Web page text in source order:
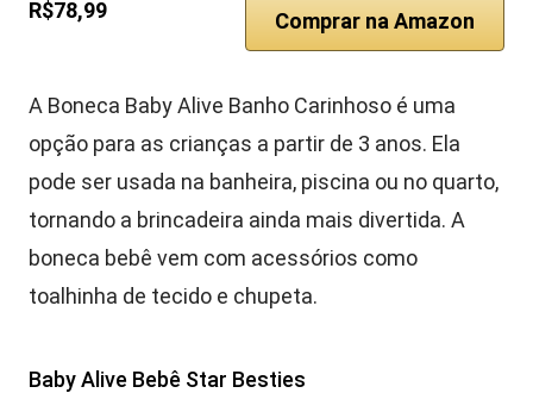
R$78,99 Comprar na Amazon
A Boneca Baby Alive Banho Carinhoso é uma
opção para as crianças a partir de 3 anos. Ela
pode ser usada na banheira, piscina ou no quarto,
tornando a brincadeira ainda mais divertida. A
boneca bebê vem com acessórios como
toalhinha de tecido e chupeta.
Baby Alive Bebê Star Besties